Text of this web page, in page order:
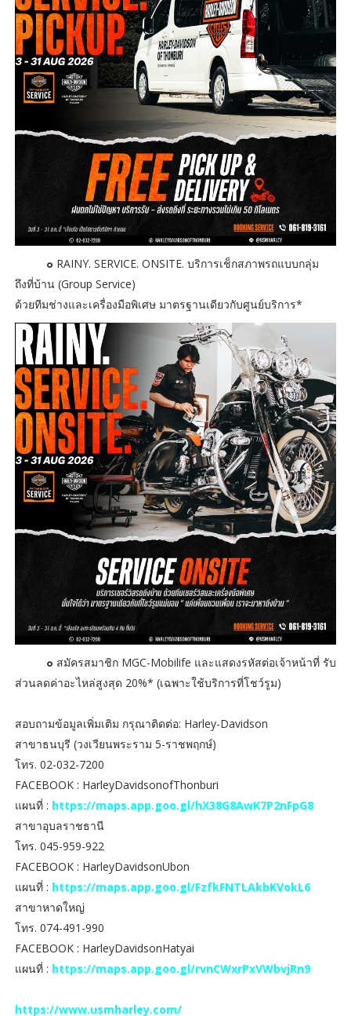
๐ RAINY. SERVICE. ONSITE. บริการเช็กสภาพรถแบบกลุ่ม
ถึงที่บ้าน (Group Service)
ด้วยทีมช่างและเครื่องมือพิเศษ มาตรฐานเดียวกับศูนย์บริการ*
๐ สมัครสมาชิก MGC-Mobilife และแสดงรหัสต่อเจ้าหน้าที่ รับ
ส่วนลดค่าอะไหล่สูงสุด 20%* (เฉพาะใช้บริการที่โชว์รูม)
สอบถามข้อมูลเพิ่มเติม กรุณาติดต่อ: Harley-Davidson
สาขาธนบุรี (วงเวียนพระราม 5-ราชพฤกษ์)
โทร. 02-032-7200
FACEBOOK : HarleyDavidsonofThonburi
แผนที่ : https://maps.app.goo.gl/hX38G8AwK7P2nFpG8
สาขาอุบลราชธานี
โทร. 045-959-922
FACEBOOK : HarleyDavidsonUbon
แผนที่ : https://maps.app.goo.gl/FzfkFNTLAkbKVokL6
สาขาหาดใหญ่
โทร. 074-491-990
FACEBOOK : HarleyDavidsonHatyai
แผนที่ : https://maps.app.goo.gl/rvnCWxrPxVWbvjRn9
https://www.usmharley.com/